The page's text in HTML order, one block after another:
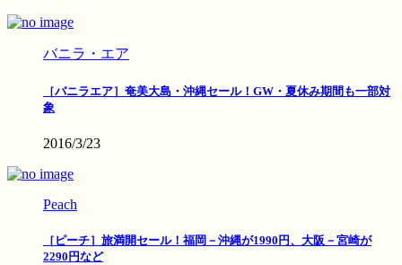
バニラ・エア
［バニラエア］奄美大島・沖縄セール！GW・夏休み期間も一部対
象
2016/3/23
Peach
［ピーチ］旅満開セール！福岡－沖縄が1990円、大阪－宮崎が
2290円など